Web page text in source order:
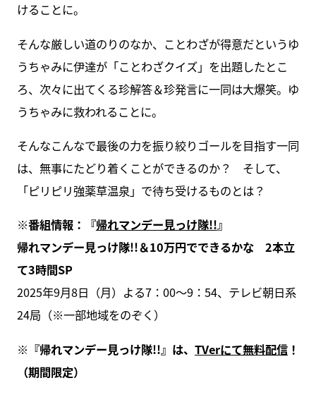
けることに。
そんな厳しい道のりのなか、ことわざが得意だというゆ
うちゃみに伊達が「ことわざクイズ」を出題したとこ
ろ、次々に出てくる珍解答＆珍発言に一同は大爆笑。ゆ
うちゃみに救われることに。
そんなこんなで最後の力を振り絞りゴールを目指す一同
は、無事にたどり着くことができるのか？ そして、
「ピリピリ強薬草温泉」で待ち受けるものとは？
※番組情報：『帰れマンデー見っけ隊!!』
帰れマンデー見っけ隊!!＆10万円でできるかな 2本立
て3時間SP
2025年9月8日（月）よる7：00～9：54、テレビ朝日系
24局（※一部地域をのぞく）
※『帰れマンデー見っけ隊!!』は、 TVerにて無料配信！
（期間限定）